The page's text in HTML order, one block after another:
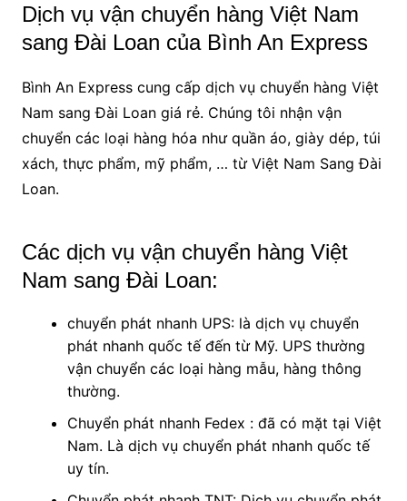
Dịch vụ vận chuyển hàng Việt Nam
sang Đài Loan của Bình An Express
Bình An Express cung cấp dịch vụ chuyển hàng Việt
Nam sang Đài Loan giá rẻ. Chúng tôi nhận vận
chuyển các loại hàng hóa như quần áo, giày dép, túi
xách, thực phẩm, mỹ phẩm, … từ Việt Nam Sang Đài
Loan.
Các dịch vụ vận chuyển hàng Việt
Nam sang Đài Loan:
chuyển phát nhanh UPS: là dịch vụ chuyển
phát nhanh quốc tế đến từ Mỹ. UPS thường
vận chuyển các loại hàng mẫu, hàng thông
thường.
Chuyển phát nhanh Fedex : đã có mặt tại Việt
Nam. Là dịch vụ chuyển phát nhanh quốc tế
uy tín.